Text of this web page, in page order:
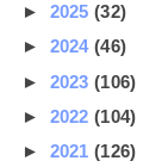
► 2025(32)
► 2024(46)
► 2023(106)
► 2022(104)
► 2021(126)